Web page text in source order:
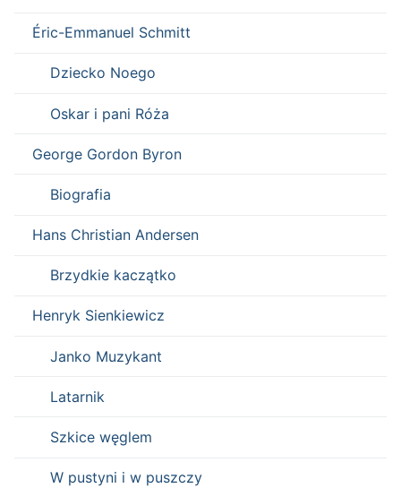
Éric-Emmanuel Schmitt
Dziecko Noego
Oskar i pani Róża
George Gordon Byron
Biografia
Hans Christian Andersen
Brzydkie kaczątko
Henryk Sienkiewicz
Janko Muzykant
Latarnik
Szkice węglem
W pustyni i w puszczy